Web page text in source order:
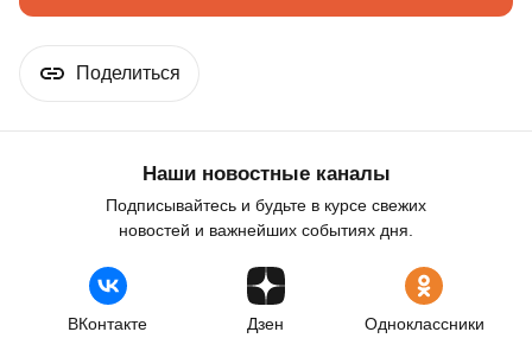
Поделиться
Наши новостные каналы
Подписывайтесь и будьте в курсе свежих
новостей и важнейших событиях дня.
ВКонтакте Дзен Одноклассники